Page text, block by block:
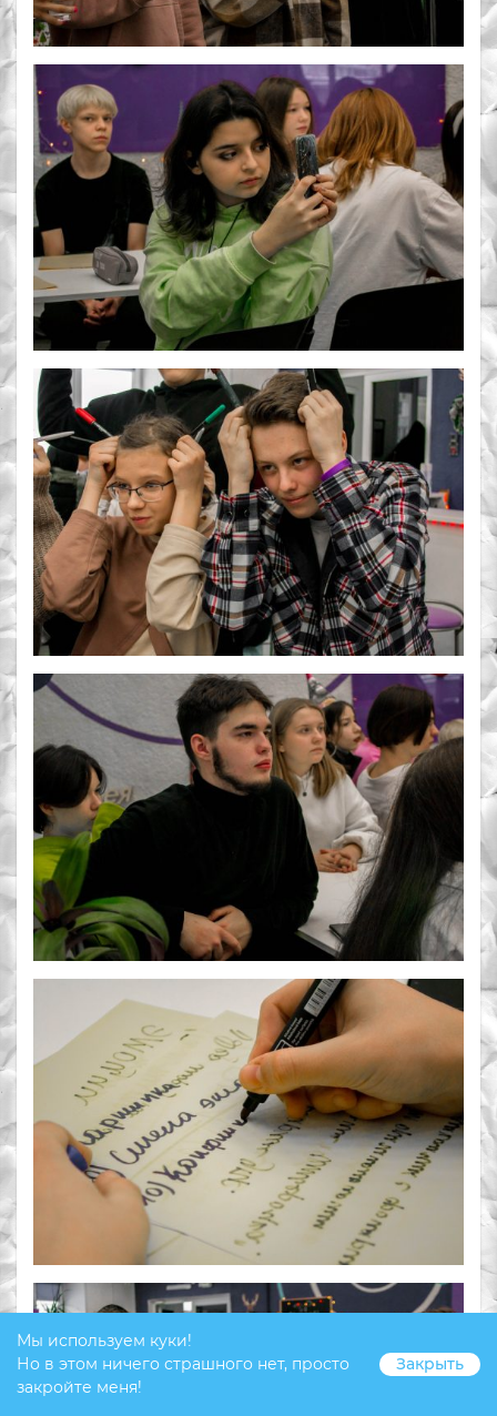
Мы используем куки!
Но в этом ничего страшного нет, просто
закройте меня!
Закрыть